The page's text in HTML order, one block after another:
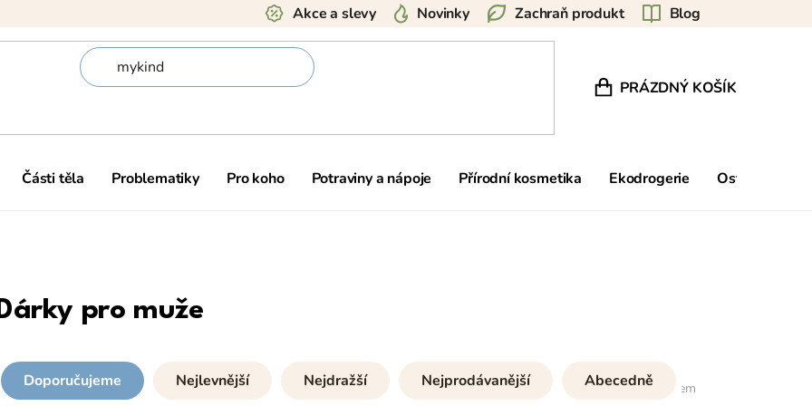
Blog
Zachraň produkt
Novinky
Akce a slevy
NÁKUPNÍ KOŠÍK
PRÁZDNÝ KOŠÍK
Části těla Problematiky Pro koho Potraviny a nápoje Přírodní kosmetika Ekodrogerie Ostatní
Dárky pro muže
25položek celkem
Doporučujeme Nejlevnější Nejdražší Nejprodávanější Abecedně